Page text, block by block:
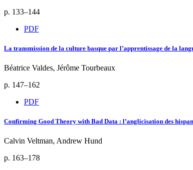
p. 133–144
PDF
La transmission de la culture basque par l’apprentissage de la
Béatrice Valdes, Jérôme Tourbeaux
p. 147–162
PDF
Confirming Good Theory with Bad Data : l’anglicisation des
Calvin Veltman, Andrew Hund
p. 163–178